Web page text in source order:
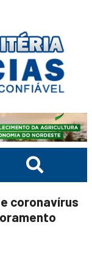
coronavírus